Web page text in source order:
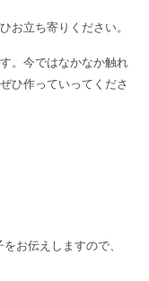
お立ち寄りください。
。今ではなかなか触れ
ひ作っていってくださ
お伝えしますので、